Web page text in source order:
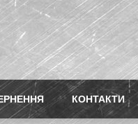
КОНТАКТИ